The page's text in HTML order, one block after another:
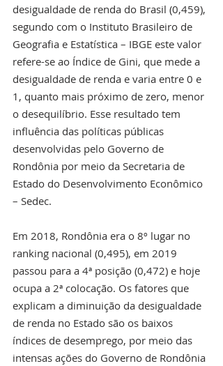
desigualdade de renda do Brasil (0,459),
segundo com o Instituto Brasileiro de
Geografia e Estatística – IBGE este valor
refere-se ao Índice de Gini, que mede a
desigualdade de renda e varia entre 0 e
1, quanto mais próximo de zero, menor
o desequilíbrio. Esse resultado tem
influência das políticas públicas
desenvolvidas pelo Governo de
Rondônia por meio da Secretaria de
Estado do Desenvolvimento Econômico
– Sedec.
Em 2018, Rondônia era o 8º lugar no
ranking nacional (0,495), em 2019
passou para a 4ª posição (0,472) e hoje
ocupa a 2ª colocação. Os fatores que
explicam a diminuição da desigualdade
de renda no Estado são os baixos
índices de desemprego, por meio das
intensas ações do Governo de Rondônia